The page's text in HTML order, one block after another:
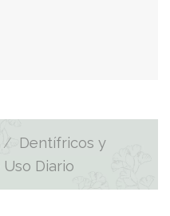
/ Dentífricos y
Diario